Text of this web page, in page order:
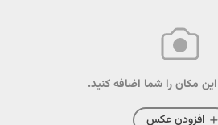
مکان را شما اضافه کنید.
افزودن عکس